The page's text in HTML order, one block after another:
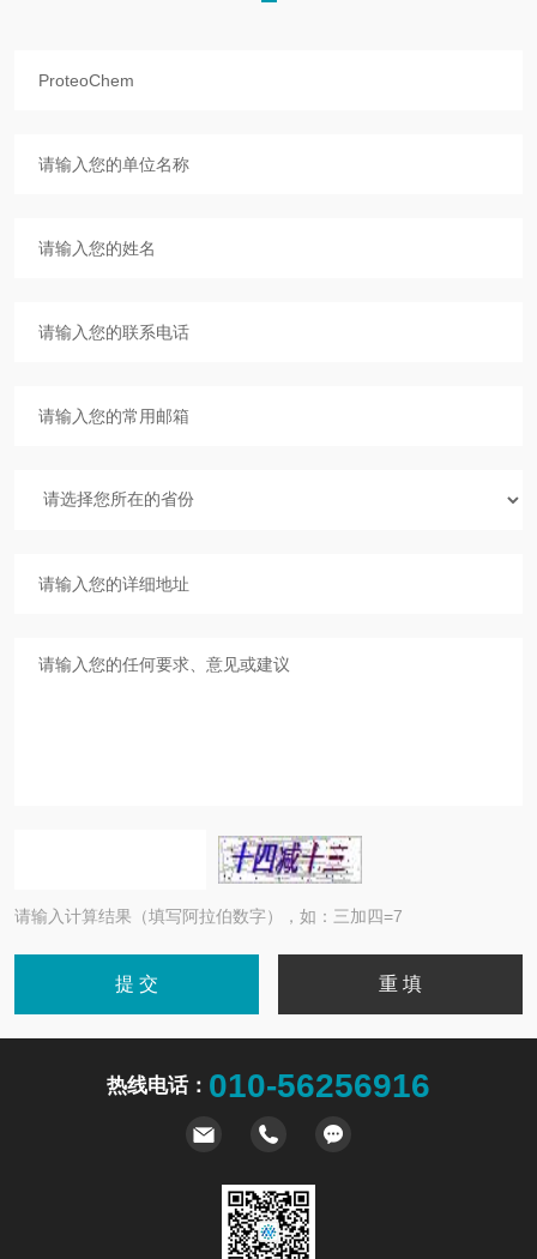
请输入计算结果（填写阿拉伯数字），如：三加四=7
热线电话： 010-56256916